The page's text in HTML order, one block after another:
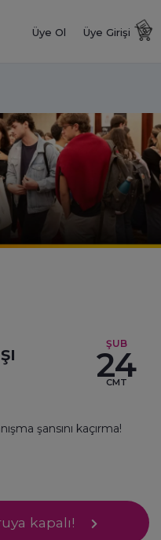
Üye Ol Üye Girişi
ŞUB
24
CMT
şansını kaçırma!
kapalı!